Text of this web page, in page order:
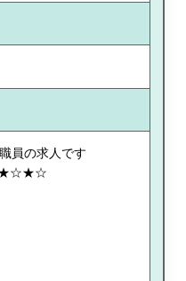
員の求人です
★☆★☆